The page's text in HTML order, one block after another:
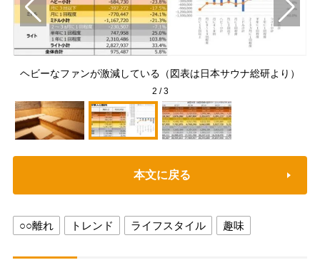
ヘビーなファンが激減している（図表は日本サウナ総研より）
2 /3
本文に戻る
○○離れ トレンド ライフスタイル 趣味